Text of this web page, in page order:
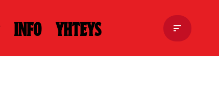
Info Yhteys